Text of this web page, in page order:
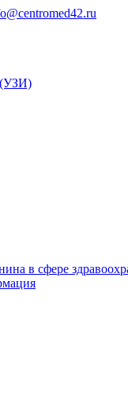
(УЗИ)
в сфере